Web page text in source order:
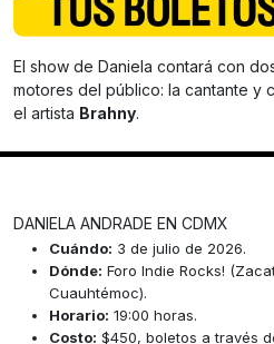
El show de Daniela contará con
motores del público: la cantante y
el artista Brahny.
DANIELA ANDRADE EN CDMX
Cuándo: 3 de julio de 2026.
Dónde: Foro Indie Rocks!
Cuauhtémoc).
Horario: 19:00 horas.
Costo: $450, boletos a través